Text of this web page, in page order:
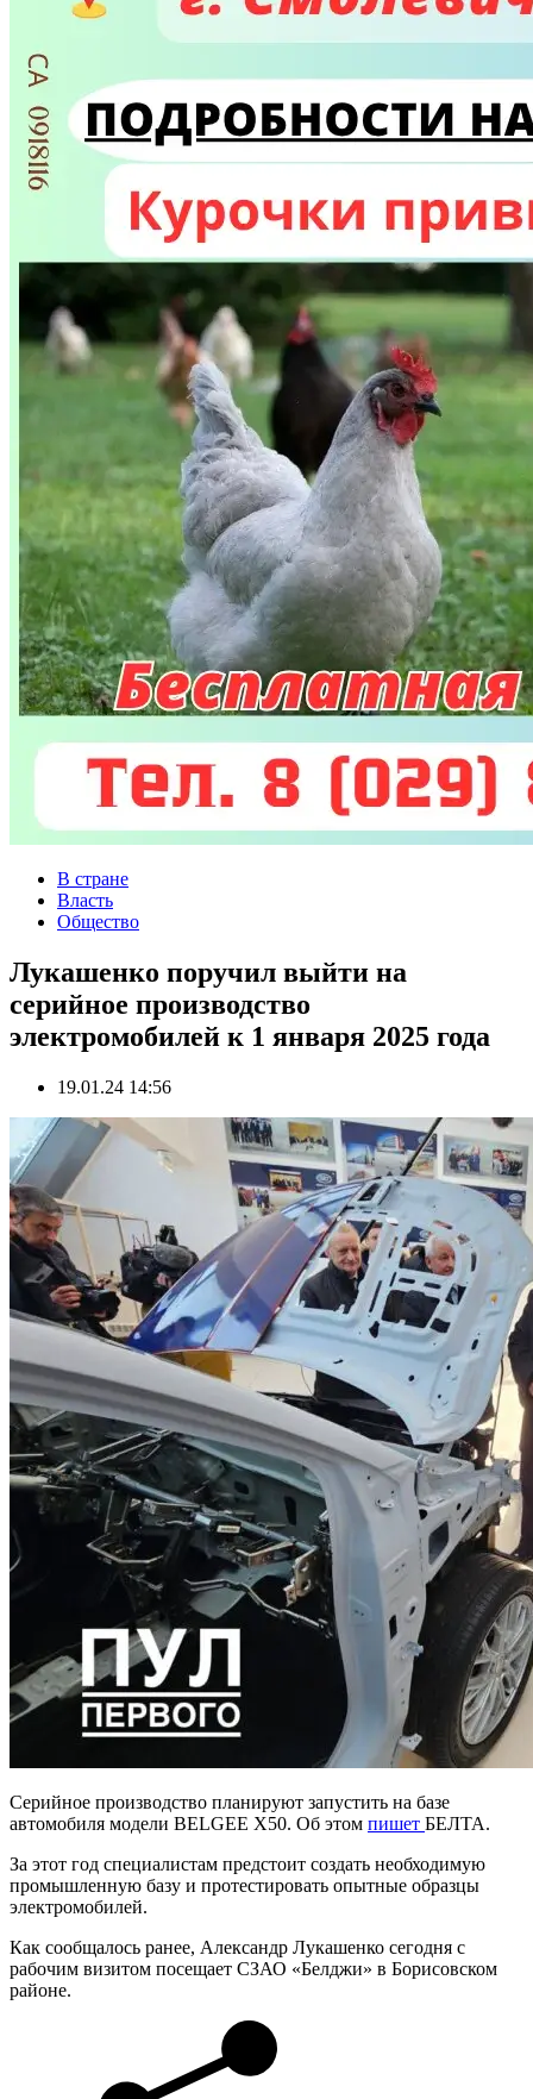
В стране
Власть
Общество
Лукашенко поручил выйти на
серийное производство
электромобилей к 1 января 2025 года
19.01.24 14:56
Серийное производство планируют запустить на базе
автомобиля модели BELGEE X50. Об этом пишет БЕЛТА.
За этот год специалистам предстоит создать необходимую
промышленную базу и протестировать опытные образцы
электромобилей.
Как сообщалось ранее, Александр Лукашенко сегодня с
рабочим визитом посещает СЗАО «Белджи» в Борисовском
районе.